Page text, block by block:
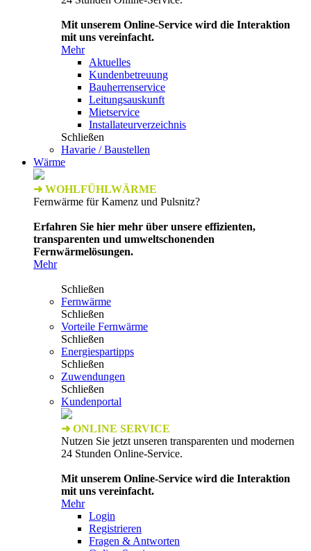
Mit unserem Online-Service wird die Interaktion
mit uns vereinfacht.
Mehr
Aktuelles
Kundenbetreuung
Bauherrenservice
Leitungsauskunft
Mietservice
Installateurverzeichnis
Schließen
Havarie / Baustellen
Wärme
➜ WOHLFÜHLWÄRME
Fernwärme für Kamenz und Pulsnitz?
Erfahren Sie hier mehr über unsere effizienten,
transparenten und umweltschonenden
Fernwärmelösungen.
Mehr
Schließen
Fernwärme
Schließen
Vorteile Fernwärme
Schließen
Energiespartipps
Schließen
Zuwendungen
Schließen
Kundenportal
➜ ONLINE SERVICE
Nutzen Sie jetzt unseren transparenten und modernen
24 Stunden Online-Service.
Mit unserem Online-Service wird die Interaktion
mit uns vereinfacht.
Mehr
Login
Registrieren
Fragen & Antworten